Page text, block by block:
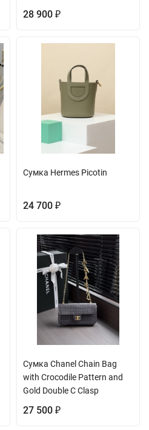
28 900 ₽
Сумка Hermes Picotin
24 700 ₽
Сумка Chanel Chain Bag
with Crocodile Pattern and
Gold Double C Clasp
27 500 ₽